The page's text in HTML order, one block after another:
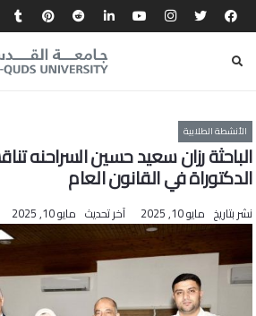
الأنشطة الطلابية
الباحثة رزان سعيد حسين السراحنه
الدكتوراة في القانون العام
نشر بتاريخ مايو 10, 2025 آخر تحديث مايو 10, 2025